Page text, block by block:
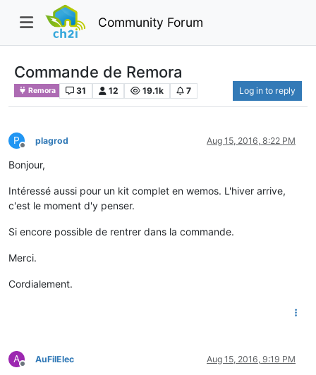
Community Forum
Commande de Remora
Remora 31 12 19.1k 7 Log in to reply
P
Offline
plagrod Aug 15, 2016, 8:22 PM
Bonjour,
Intéressé aussi pour un kit complet en wemos. L'hiver arrive,
c'est le moment d'y penser.
Si encore possible de rentrer dans la commande.
Merci.
Cordialement.
A
Offline
AuFilElec Aug 15, 2016, 9:19 PM